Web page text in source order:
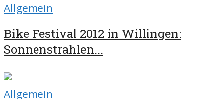
Allgemein
Bike Festival 2012 in Willingen:
Sonnenstrahlen...
Allgemein